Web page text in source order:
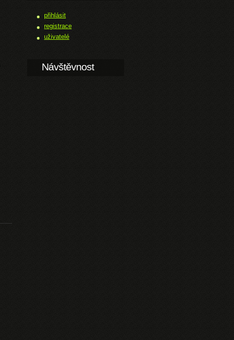
přihlásit
registrace
uživatelé
Návštěvnost